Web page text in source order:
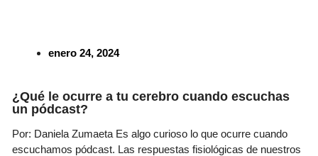
enero 24, 2024
¿Qué le ocurre a tu cerebro cuando escuchas
un pódcast?
Por: Daniela Zumaeta Es algo curioso lo que ocurre cuando
escuchamos pódcast. Las respuestas fisiológicas de nuestros